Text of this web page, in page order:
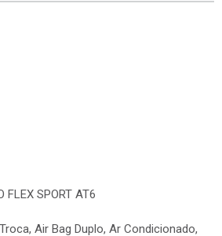
FLEX SPORT AT6
Air Bag Duplo, Ar Condicionado,